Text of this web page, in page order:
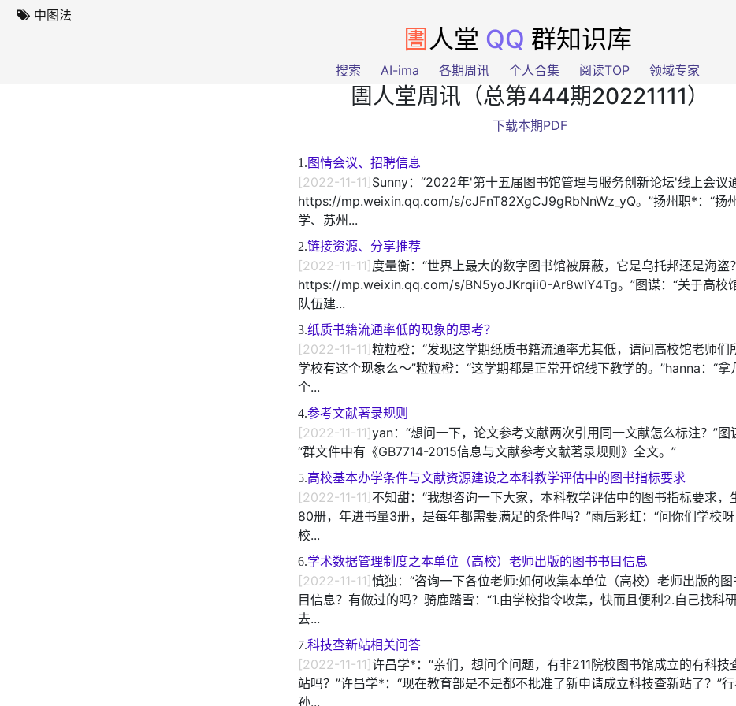
中图法
圕 人堂 QQ 群知识库
搜索 AI-ima 各期周讯 个人合集 阅读TOP 领域专家
圕人堂周讯（总第444期20221111）
下载本期PDF
1. 图情会议、招聘信息
[2022-11-11]Sunny：“2022年'第十五届图书馆管理与服务创新论坛'线上会议
https://mp.weixin.qq.com/s/cJFnT82XgCJ9gRbNnWz_yQ。”扬州职*：“扬
学、苏州...
2.链接资源、分享推荐
[2022-11-11]度量衡：“世界上最大的数字图书馆被屏蔽，它是乌托邦还是海盗？
https://mp.weixin.qq.com/s/BN5yoJKrqii0-Ar8wlY4Tg。”图谋：“关于高校
队伍建...
3.纸质书籍流通率低的现象的思考？
[2022-11-11]粒粒橙：“发现这学期纸质书籍流通率尤其低，请问高校馆老师们
学校有这个现象么～”粒粒橙：“这学期都是正常开馆线下教学的。”hanna：“拿
个...
4.参考文献著录规则
[2022-11-11]yan：“想问一下，论文参考文献两次引用同一文献怎么标注？”图
“群文件中有《GB7714-2015信息与文献参考文献著录规则》全文。”
5.高校基本办学条件与文献资源建设之本科教学评估中的图书指标要求
[2022-11-11]不知甜：“我想咨询一下大家，本科教学评估中的图书指标要求，
80册，年进书量3册，是每年都需要满足的条件吗？”雨后彩虹：“问你们学校
校...
6.学术数据管理制度之本单位（高校）老师出版的图书书目信息
[2022-11-11]慎独：“咨询一下各位老师:如何收集本单位（高校）老师出版的图
目信息？有做过的吗？骑鹿踏雪：“1.由学校指令收集，快而且便利2.自己找科
去...
7.科技查新站相关问答
[2022-11-11]许昌学*：“亲们，想问个问题，有非211院校图书馆成立的有科技
站吗？”许昌学*：“现在教育部是不是都不批准了新申请成立科技查新站了？”
孙...